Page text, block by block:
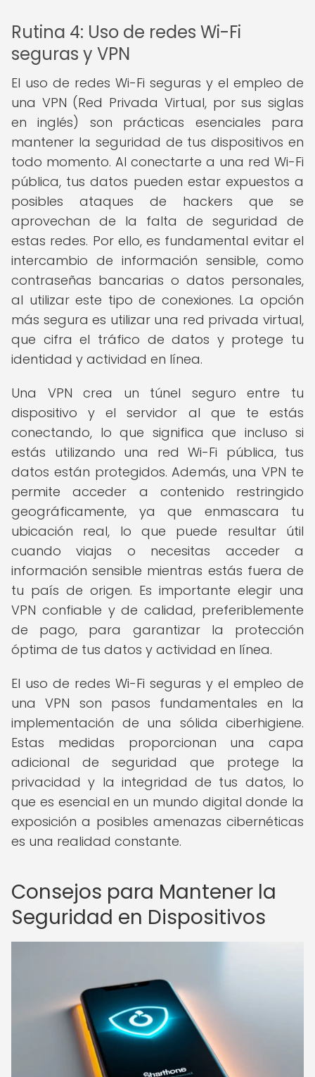
Rutina 4: Uso de redes Wi-Fi
seguras y VPN
El uso de redes Wi-Fi seguras y el empleo de
una VPN (Red Privada Virtual, por sus siglas
en inglés) son prácticas esenciales para
mantener la seguridad de tus dispositivos en
todo momento. Al conectarte a una red Wi-Fi
pública, tus datos pueden estar expuestos a
posibles ataques de hackers que se
aprovechan de la falta de seguridad de
estas redes. Por ello, es fundamental evitar el
intercambio de información sensible, como
contraseñas bancarias o datos personales,
al utilizar este tipo de conexiones. La opción
más segura es utilizar una red privada virtual,
que cifra el tráfico de datos y protege tu
identidad y actividad en línea.
Una VPN crea un túnel seguro entre tu
dispositivo y el servidor al que te estás
conectando, lo que significa que incluso si
estás utilizando una red Wi-Fi pública, tus
datos están protegidos. Además, una VPN te
permite acceder a contenido restringido
geográficamente, ya que enmascara tu
ubicación real, lo que puede resultar útil
cuando viajas o necesitas acceder a
información sensible mientras estás fuera de
tu país de origen. Es importante elegir una
VPN confiable y de calidad, preferiblemente
de pago, para garantizar la protección
óptima de tus datos y actividad en línea.
El uso de redes Wi-Fi seguras y el empleo de
una VPN son pasos fundamentales en la
implementación de una sólida ciberhigiene.
Estas medidas proporcionan una capa
adicional de seguridad que protege la
privacidad y la integridad de tus datos, lo
que es esencial en un mundo digital donde la
exposición a posibles amenazas cibernéticas
es una realidad constante.
Consejos para Mantener la
Seguridad en Dispositivos